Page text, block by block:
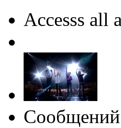
Accesss all